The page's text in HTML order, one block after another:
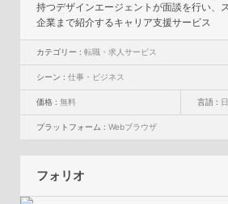
持つデザインエージェントが面談を行い、
企業まで紹介するキャリア支援サービス
カテゴリー :転職・求人サービス
シーン :仕事・ビジネス
価格 :無料 言語 :
プラットフォーム :Webブラウザ
フォリオ